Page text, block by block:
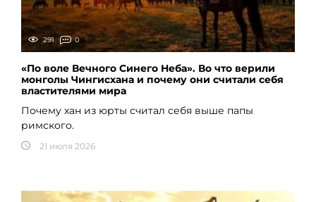
291 0
«По воле Вечного Синего Неба». Во что верили
монголы Чингисхана и почему они считали себя
властителями мира
Почему хан из юрты считал себя выше папы
римского.
21 июля 2026